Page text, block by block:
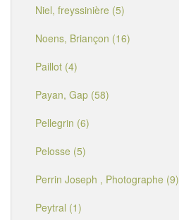
Niel, freyssinière (5)
Noens, Briançon (16)
Paillot (4)
Payan, Gap (58)
Pellegrin (6)
Pelosse (5)
Perrin Joseph , Photographe (9)
Peytral (1)